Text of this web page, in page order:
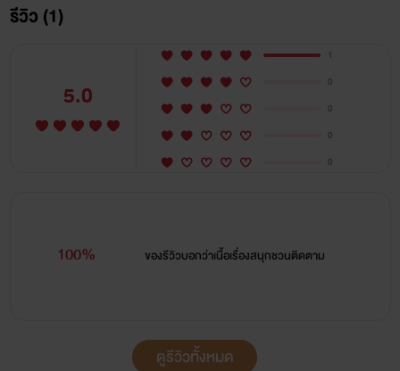
รีวิว (1)
5.0
1
0
0
0
0
100% ของรีวิวบอกว่าเนื้อเรื่องสนุกชวนติดตาม
ดูรีวิวทั้งหมด